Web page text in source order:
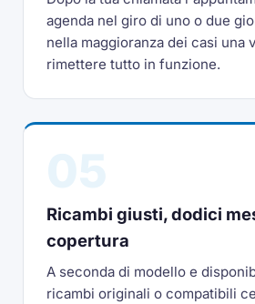
agenda nel giro di uno o due
nella maggioranza dei casi una
rimettere tutto in funzione.
Ricambi giusti, dodici
copertura
A seconda di modello e
ricambi originali o compatibili